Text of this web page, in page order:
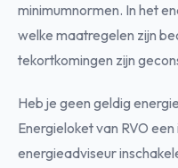
minimumnormen. In het
welke maatregelen zijn
tekortkomingen zijn
Heb je geen geldig
Energieloket van RVO
energieadviseur